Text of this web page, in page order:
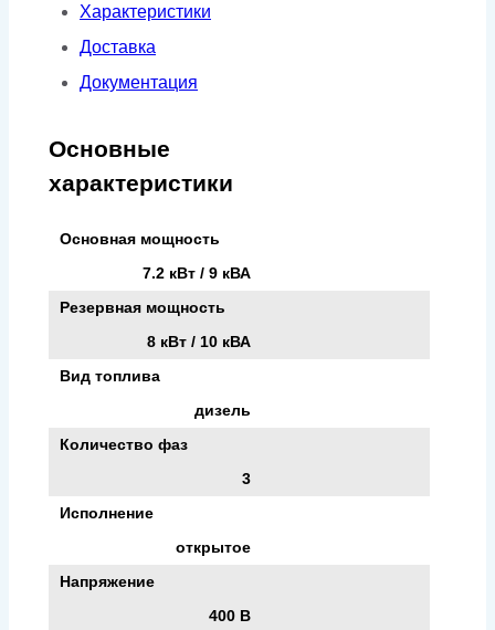
Характеристики
Доставка
Документация
Основные
характеристики
Основная мощность
7.2 кВт / 9 кВА
Резервная мощность
8 кВт / 10 кВА
Вид топлива
дизель
Количество фаз
3
Исполнение
открытое
Напряжение
400 В